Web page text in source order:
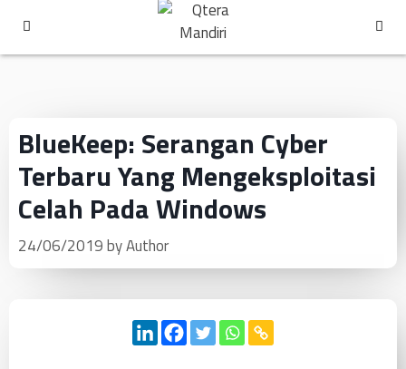
BlueKeep: Serangan Cyber
Terbaru Yang Mengeksploitasi
Celah Pada Windows
24/06/2019byAuthor